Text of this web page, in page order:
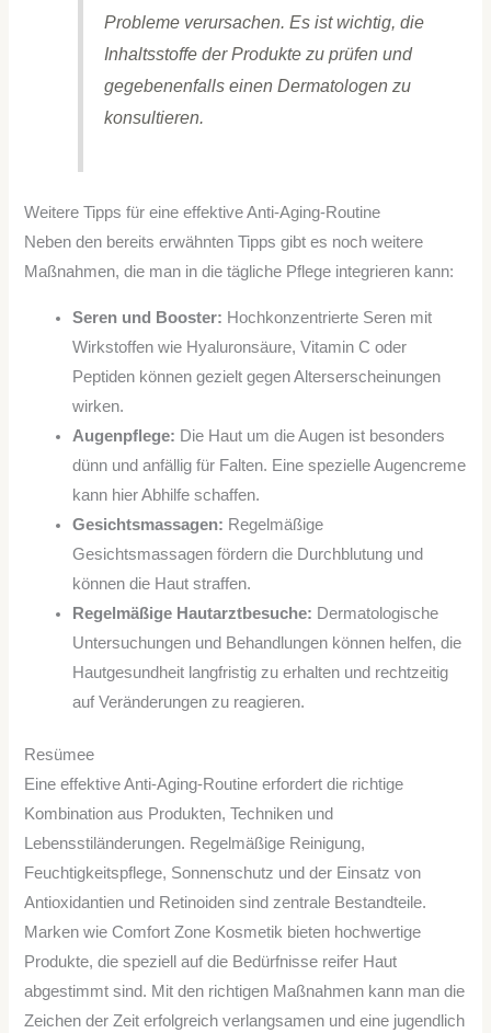
Probleme verursachen. Es ist wichtig, die
Inhaltsstoffe der Produkte zu prüfen und
gegebenenfalls einen Dermatologen zu
konsultieren.
Weitere Tipps für eine effektive Anti-Aging-Routine
Neben den bereits erwähnten Tipps gibt es noch weitere
Maßnahmen, die man in die tägliche Pflege integrieren kann:
Seren und Booster: Hochkonzentrierte Seren mit
Wirkstoffen wie Hyaluronsäure, Vitamin C oder
Peptiden können gezielt gegen Alterserscheinungen
wirken.
Augenpflege: Die Haut um die Augen ist besonders
dünn und anfällig für Falten. Eine spezielle Augencreme
kann hier Abhilfe schaffen.
Gesichtsmassagen: Regelmäßige
Gesichtsmassagen fördern die Durchblutung und
können die Haut straffen.
Regelmäßige Hautarztbesuche: Dermatologische
Untersuchungen und Behandlungen können helfen, die
Hautgesundheit langfristig zu erhalten und rechtzeitig
auf Veränderungen zu reagieren.
Resümee
Eine effektive Anti-Aging-Routine erfordert die richtige
Kombination aus Produkten, Techniken und
Lebensstiländerungen. Regelmäßige Reinigung,
Feuchtigkeitspflege, Sonnenschutz und der Einsatz von
Antioxidantien und Retinoiden sind zentrale Bestandteile.
Marken wie Comfort Zone Kosmetik bieten hochwertige
Produkte, die speziell auf die Bedürfnisse reifer Haut
abgestimmt sind. Mit den richtigen Maßnahmen kann man die
Zeichen der Zeit erfolgreich verlangsamen und eine jugendlich